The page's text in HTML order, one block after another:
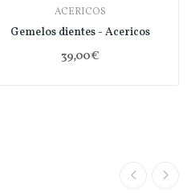
ACERICOS
Gemelos dientes - Acericos
39,00 €